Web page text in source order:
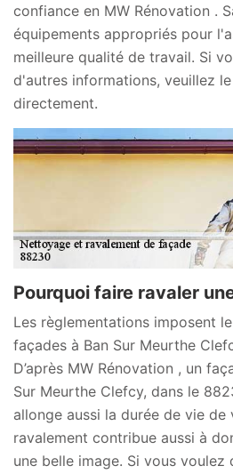
confiance en MW Rénovation .
équipements appropriés pour
meilleure qualité de travail. Si
d'autres informations, veuillez
directement.
Pourquoi faire ravaler
Les règlementations imposent
façades à Ban Sur Meurthe
D’après MW Rénovation , un
Sur Meurthe Clefcy, dans le
allonge aussi la durée de vie
ravalement contribue aussi à
une belle image. Si vous